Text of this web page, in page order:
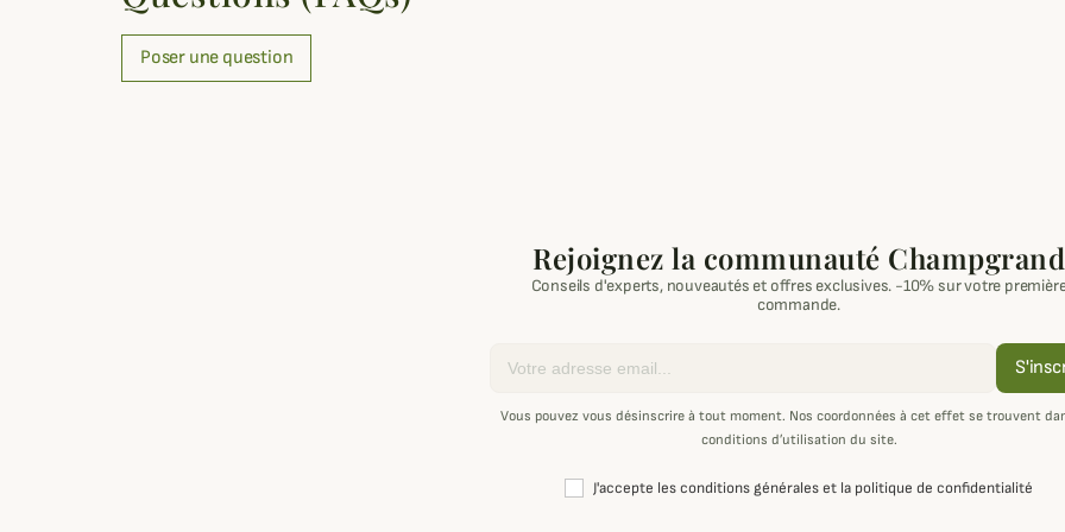
Poser une question
Rejoignez la communauté Champgrand
Conseils d'experts, nouveautés et offres exclusives. -10% sur votre
commande.
Vous pouvez vous désinscrire à tout moment. Nos coordonnées à cet effet se trouvent
conditions d’utilisation du site.
J'accepte les conditions générales et la politique de confidentialité